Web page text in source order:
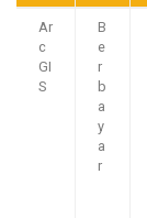
Ar
c
GI
S
B
e
r
b
a
y
a
r